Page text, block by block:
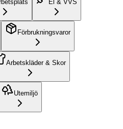
El & VVS
Förbrukningsvaror
Arbetskläder & Skor
Utemiljö